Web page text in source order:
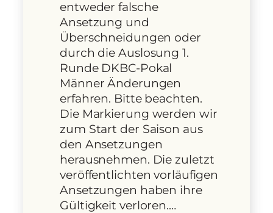
entweder falsche
Ansetzung und
Überschneidungen oder
durch die Auslosung 1.
Runde DKBC-Pokal
Männer Änderungen
erfahren. Bitte beachten.
Die Markierung werden wir
zum Start der Saison aus
den Ansetzungen
herausnehmen. Die zuletzt
veröffentlichten vorläufigen
Ansetzungen haben ihre
Gültigkeit verloren.…